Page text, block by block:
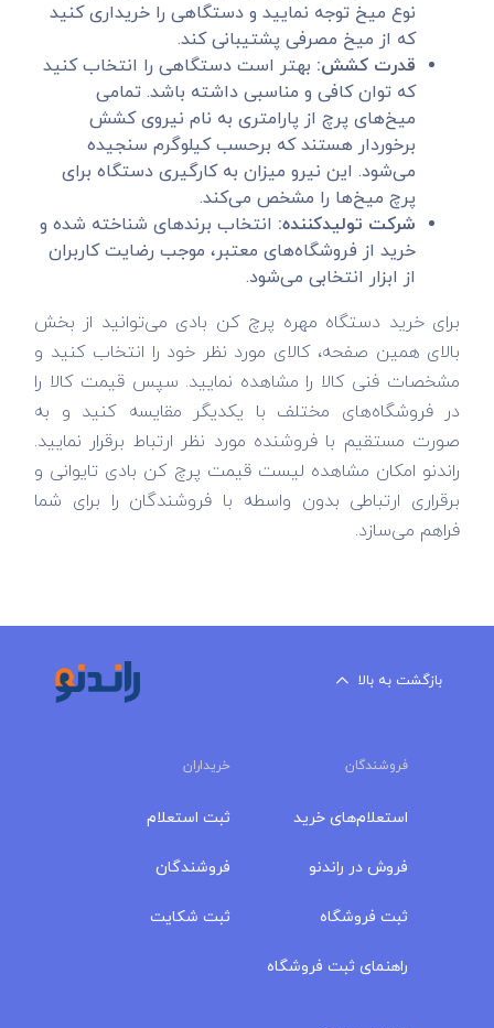
نوع میخ توجه نمایید و دستگاهی را خریداری کنید
که از میخ مصرفی پشتیبانی کند.
قدرت کشش: بهتر است دستگاهی را انتخاب کنید
که توان کافی و مناسبی داشته باشد. تمامی
میخ‌های پرچ از پارامتری به نام نیروی کشش
برخوردار هستند که برحسب کیلوگرم سنجیده
می‌شود. این نیرو میزان به کارگیری دستگاه برای
پرچ میخ‌ها را مشخص می‌کند.
شرکت تولیدکننده: انتخاب برندهای شناخته شده و
خرید از فروشگاه‌های معتبر، موجب رضایت کاربران
از ابزار انتخابی می‌شود.
برای خرید دستگاه مهره پرچ کن بادی می‌توانید از بخش
بالای همین صفحه، کالای مورد نظر خود را انتخاب کنید و
مشخصات فنی کالا را مشاهده نمایید. سپس قیمت کالا را
در فروشگاه‌های مختلف با یکدیگر مقایسه کنید و به
صورت مستقیم با فروشنده مورد نظر ارتباط برقرار نمایید.
راندنو امکان مشاهده لیست قیمت پرچ کن بادی تایوانی و
برقراری ارتباطی بدون واسطه با فروشندگان را برای شما
فراهم می‌سازد.
بازگشت به بالا
فروشندگان خریداران
استعلام‌های خرید
فروش در راندنو
ثبت فروشگاه
راهنمای ثبت فروشگاه
ثبت استعلام
فروشندگان
ثبت شکایت